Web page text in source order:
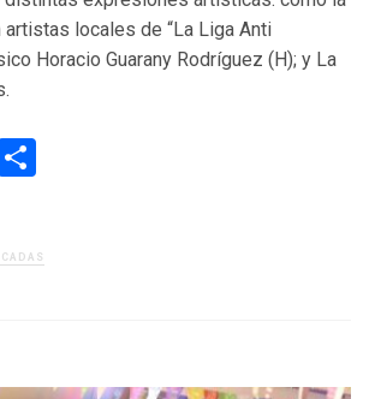
locales de “La Liga Anti
Horacio Guarany Rodríguez (H); y La
WhatsApp